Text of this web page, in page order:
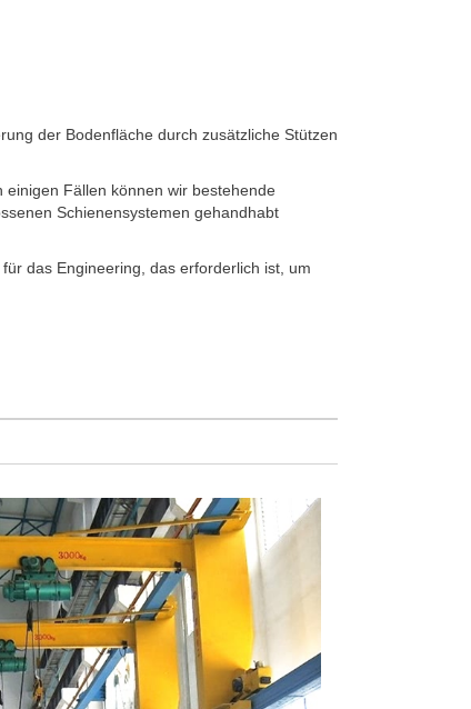
der Bodenfläche durch zusätzliche Stützen
Fällen können wir bestehende
Schienensystemen gehandhabt
das Engineering, das erforderlich ist, um